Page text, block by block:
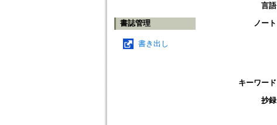
書誌管理
書き出し
言語
ノート
キーワード
抄録